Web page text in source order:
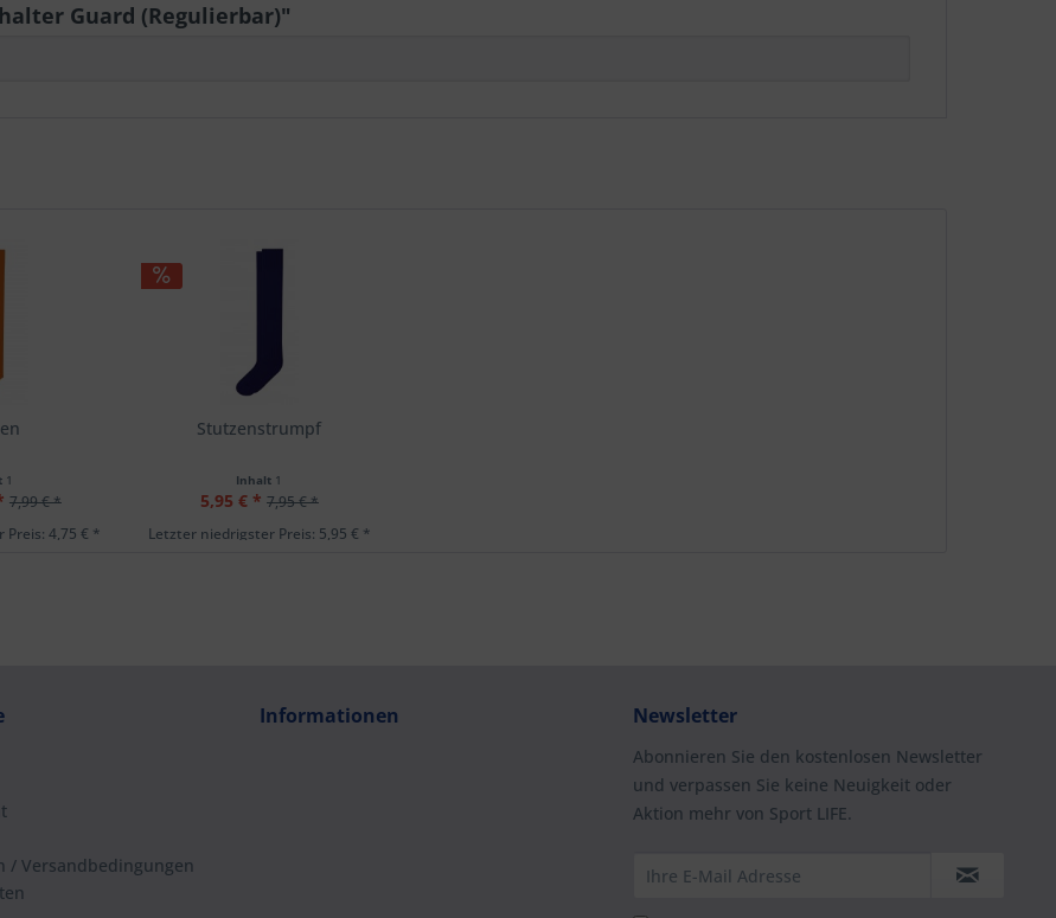
Guard (Regulierbar)"
1
7,99 € *
4,75 € *
Stutzenstrumpf
Inhalt 1
5,95 € * 7,95 € *
Letzter niedrigster Preis: 5,95 € *
/ Versandbedingungen
Informationen Newsletter
Abonnieren Sie den kostenlosen Newsletter
und verpassen Sie keine Neuigkeit oder
Aktion mehr von Sport LIFE.